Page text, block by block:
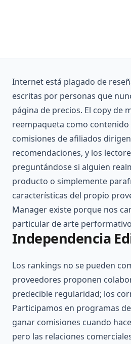
Internet está plagado de
escritas por personas que
página de precios. El copy de
reempaqueta como
comisiones de afiliados
recomendaciones, y los
preguntándose si alguien
producto o simplemente
características del propio
Manager existe porque nos
particular de arte
Independencia
Los rankings no se pueden
proveedores proponen
predecible regularidad; los
Participamos en programas
ganar comisiones cuando
pero las relaciones